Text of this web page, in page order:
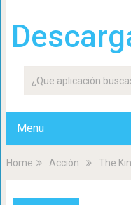
Menu
Home Acción The